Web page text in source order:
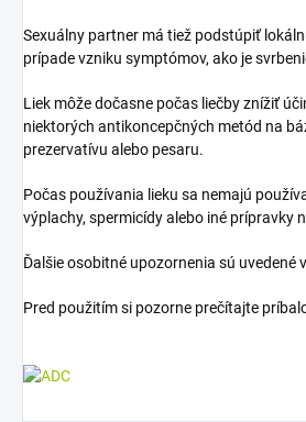
Sexuálny partner má tiež podstúpiť
prípade vzniku symptómov, ako je
Liek môže dočasne počas liečby znížiť
niektorých antikoncepčných metód na
prezervatívu alebo pesaru.
Počas používania lieku sa nemajú
výplachy, spermicídy alebo iné prípravky
Ďalšie osobitné upozornenia sú uvedené
Pred použitím si pozorne prečítajte